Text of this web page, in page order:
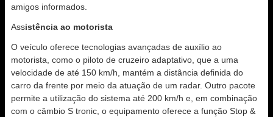
amigos informados.
Assistência ao motorista
O veículo oferece tecnologias avançadas de auxílio ao
motorista, como o piloto de cruzeiro adaptativo, que a uma
velocidade de até 150 km/h, mantém a distância definida do
carro da frente por meio da atuação de um radar. Outro pacote
permite a utilização do sistema até 200 km/h e, em combinação
com o câmbio S tronic, o equipamento oferece a função Stop &